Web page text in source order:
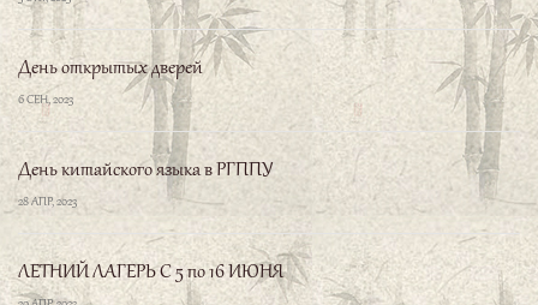
Серебряков Павел
Расписание экзаменов на 2024 год
1 ДЕК, 2023
Международный День Института Конфуция 2023
16 ОКТ, 2023
Набор в группы на октябрь!
3 ОКТ, 2023